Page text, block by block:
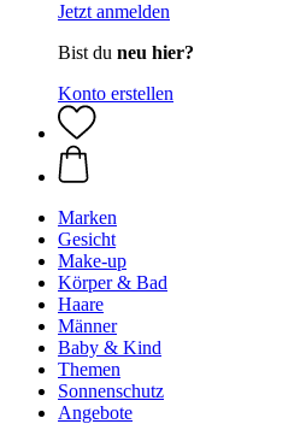
Jetzt anmelden
Bist du neu hier?
Konto erstellen
Marken
Gesicht
Make-up
Körper & Bad
Haare
Männer
Baby & Kind
Themen
Sonnenschutz
Angebote